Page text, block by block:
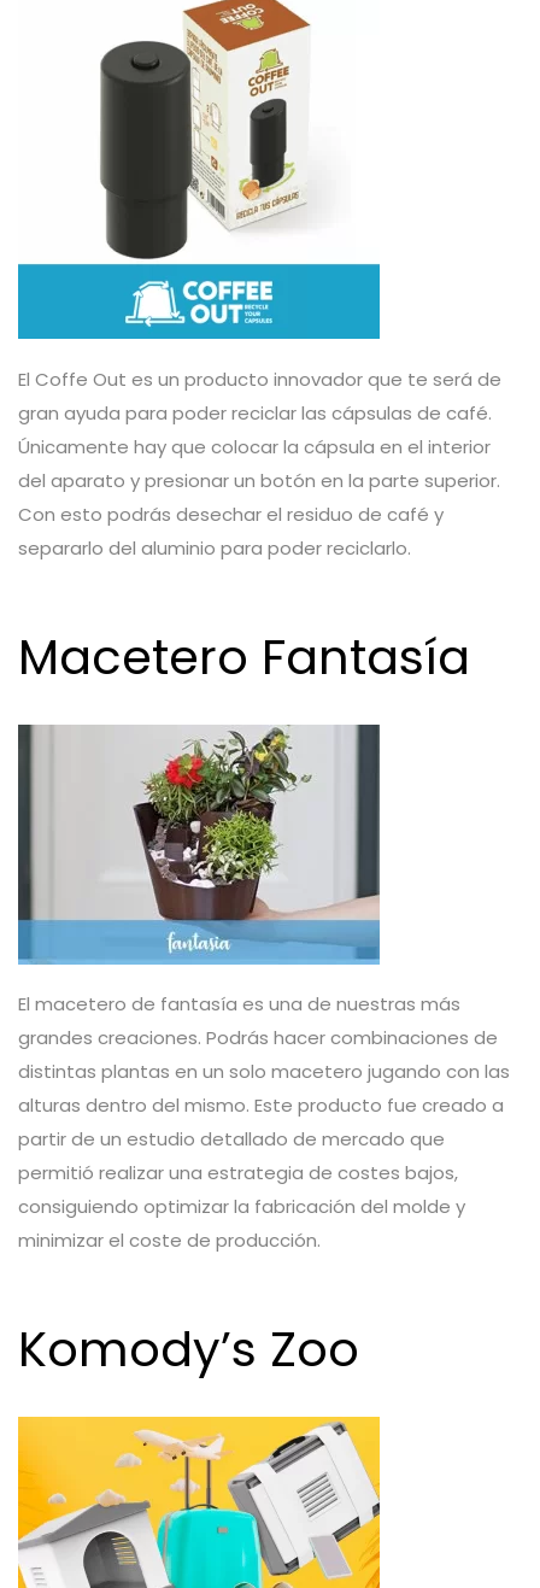
El Coffe Out es un producto innovador que te será de
gran ayuda para poder reciclar las cápsulas de café.
Únicamente hay que colocar la cápsula en el interior
del aparato y presionar un botón en la parte superior.
Con esto podrás desechar el residuo de café y
separarlo del aluminio para poder reciclarlo.
Macetero Fantasía
El macetero de fantasía es una de nuestras más
grandes creaciones. Podrás hacer combinaciones de
distintas plantas en un solo macetero jugando con las
alturas dentro del mismo. Este producto fue creado a
partir de un estudio detallado de mercado que
permitió realizar una estrategia de costes bajos,
consiguiendo optimizar la fabricación del molde y
minimizar el coste de producción.
Komody’s Zoo